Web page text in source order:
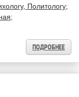
Политологу;
ПОДРОБНЕЕ